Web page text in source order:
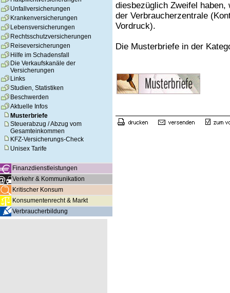
Unfallversicherungen
Krankenversicherungen
Lebensversicherungen
Rechtsschutzversicherungen
Reiseversicherungen
Hilfe im Schadensfall
Die Verkaufskanäle der
Versicherungen
Links
Studien, Statistiken
Beschwerden
Aktuelle Infos
Musterbriefe
Steuerabzug / Abzug vom
Gesamteinkommen
KFZ-Versicherungs-Check
Unisex Tarife
Finanzdienstleistungen
Verkehr & Kommunikation
Kritischer Konsum
Konsumentenrecht & Markt
Verbraucherbildung
diesbezüglich Zweifel
der Verbraucherzentrale
Vordruck).
Die Musterbriefe in der